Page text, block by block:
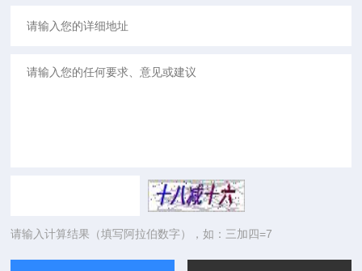
请输入计算结果（填写阿拉伯数字），如：三加四=7